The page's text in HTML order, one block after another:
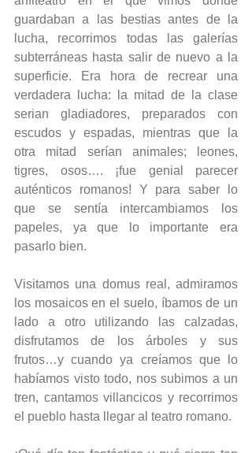
guardaban a las bestias antes de la
lucha, recorrimos todas las galerías
subterráneas hasta salir de nuevo a la
superficie. Era hora de recrear una
verdadera lucha: la mitad de la clase
serian gladiadores, preparados con
escudos y espadas, mientras que la
otra mitad serían animales; leones,
tigres, osos…. ¡fue genial parecer
auténticos romanos! Y para saber lo
que se sentía intercambiamos los
papeles, ya que lo importante era
pasarlo bien.
Visitamos una domus real, admiramos
los mosaicos en el suelo, íbamos de un
lado a otro utilizando las calzadas,
disfrutamos de los árboles y sus
frutos…y cuando ya creíamos que lo
habíamos visto todo, nos subimos a un
tren, cantamos villancicos y recorrimos
el pueblo hasta llegar al teatro romano.